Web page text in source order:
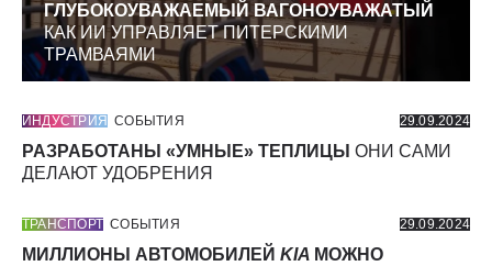
ГЛУБОКОУВАЖАЕМЫЙ ВАГОНОУВАЖАТЫЙ
КАК ИИ УПРАВЛЯЕТ ПИТЕРСКИМИ
ТРАМВАЯМИ
ИНДУСТРИЯ СОБЫТИЯ 29.09.2024
РАЗРАБОТАНЫ «УМНЫЕ» ТЕПЛИЦЫ ОНИ САМИ
ДЕЛАЮТ УДОБРЕНИЯ
ТРАНСПОРТ СОБЫТИЯ 29.09.2024
МИЛЛИОНЫ АВТОМОБИЛЕЙ KIA МОЖНО